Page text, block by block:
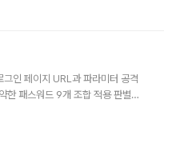
그래밍 언어
에 대해 보
고, 검색해보
였다. 람다함수
드의 간결함
인 페이지 URL과 파라미터 공격
한 패스워드 9개 조합 적용 판별은
bs4 import BeautifulSoup